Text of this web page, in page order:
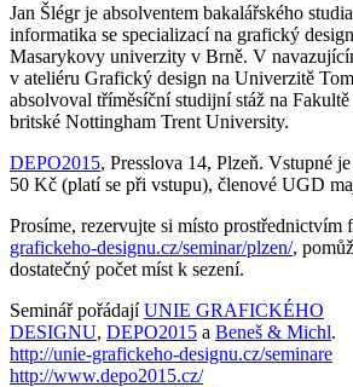
Jan Šlégr je absolventem bakalářského
informatika se specializací na grafický
Masarykovy univerzity v Brně. V
v ateliéru Grafický design na Univerzitě
absolvoval tříměsíční studijní stáž na
britské Nottingham Trent University.
DEPO2015, Presslova 14, Plzeň. Vstupné
50 Kč (platí se při vstupu), členové UGD
Prosíme, rezervujte si místo prostřednictvím
grafickeho-designu.cz/seminar/plzen/,
dostatečný počet míst k sezení.
Seminář pořádajíUNIE GRAFICKÉHO
DESIGNU, DEPO2015 a Beneš & Michl.
http://unie-grafickeho-designu.cz/seminare
http://www.depo2015.cz/